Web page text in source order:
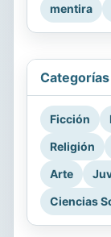
mentira
Ficción
Religión
Arte
Ciencias